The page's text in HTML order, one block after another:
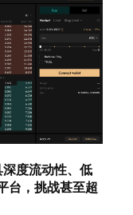
度流动性、低
台，挑战甚至超